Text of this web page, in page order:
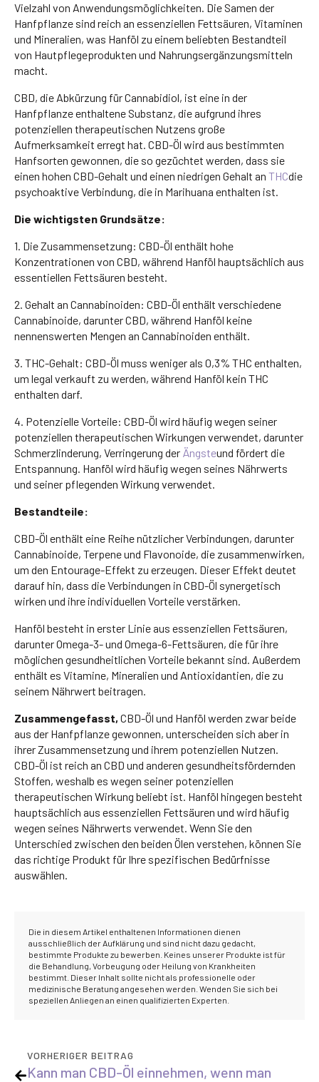
Vielzahl von Anwendungsmöglichkeiten. Die Samen der
Hanfpflanze sind reich an essenziellen Fettsäuren, Vitaminen
und Mineralien, was Hanföl zu einem beliebten Bestandteil
von Hautpflegeprodukten und Nahrungsergänzungsmitteln
macht.
CBD, die Abkürzung für Cannabidiol, ist eine in der
Hanfpflanze enthaltene Substanz, die aufgrund ihres
potenziellen therapeutischen Nutzens große
Aufmerksamkeit erregt hat. CBD-Öl wird aus bestimmten
Hanfsorten gewonnen, die so gezüchtet werden, dass sie
einen hohen CBD-Gehalt und einen niedrigen Gehalt an THCdie
psychoaktive Verbindung, die in Marihuana enthalten ist.
Die wichtigsten Grundsätze:
1. Die Zusammensetzung: CBD-Öl enthält hohe
Konzentrationen von CBD, während Hanföl hauptsächlich aus
essentiellen Fettsäuren besteht.
2. Gehalt an Cannabinoiden: CBD-Öl enthält verschiedene
Cannabinoide, darunter CBD, während Hanföl keine
nennenswerten Mengen an Cannabinoiden enthält.
3. THC-Gehalt: CBD-Öl muss weniger als 0,3% THC enthalten,
um legal verkauft zu werden, während Hanföl kein THC
enthalten darf.
4. Potenzielle Vorteile: CBD-Öl wird häufig wegen seiner
potenziellen therapeutischen Wirkungen verwendet, darunter
Schmerzlinderung, Verringerung der Ängsteund fördert die
Entspannung. Hanföl wird häufig wegen seines Nährwerts
und seiner pflegenden Wirkung verwendet.
Bestandteile:
CBD-Öl enthält eine Reihe nützlicher Verbindungen, darunter
Cannabinoide, Terpene und Flavonoide, die zusammenwirken,
um den Entourage-Effekt zu erzeugen. Dieser Effekt deutet
darauf hin, dass die Verbindungen in CBD-Öl synergetisch
wirken und ihre individuellen Vorteile verstärken.
Hanföl besteht in erster Linie aus essenziellen Fettsäuren,
darunter Omega-3- und Omega-6-Fettsäuren, die für ihre
möglichen gesundheitlichen Vorteile bekannt sind. Außerdem
enthält es Vitamine, Mineralien und Antioxidantien, die zu
seinem Nährwert beitragen.
Zusammengefasst, CBD-Öl und Hanföl werden zwar beide
aus der Hanfpflanze gewonnen, unterscheiden sich aber in
ihrer Zusammensetzung und ihrem potenziellen Nutzen.
CBD-Öl ist reich an CBD und anderen gesundheitsfördernden
Stoffen, weshalb es wegen seiner potenziellen
therapeutischen Wirkung beliebt ist. Hanföl hingegen besteht
hauptsächlich aus essenziellen Fettsäuren und wird häufig
wegen seines Nährwerts verwendet. Wenn Sie den
Unterschied zwischen den beiden Ölen verstehen, können Sie
das richtige Produkt für Ihre spezifischen Bedürfnisse
auswählen.
Die in diesem Artikel enthaltenen Informationen dienen
ausschließlich der Aufklärung und sind nicht dazu gedacht,
bestimmte Produkte zu bewerben. Keines unserer Produkte ist für
die Behandlung, Vorbeugung oder Heilung von Krankheiten
bestimmt. Dieser Inhalt sollte nicht als professionelle oder
medizinische Beratung angesehen werden. Wenden Sie sich bei
speziellen Anliegen an einen qualifizierten Experten.
VORHERIGER BEITRAG
Kann man CBD-Öl einnehmen, wenn man